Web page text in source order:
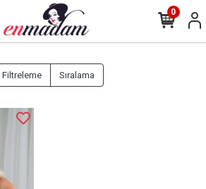
0
Filtreleme Sıralama